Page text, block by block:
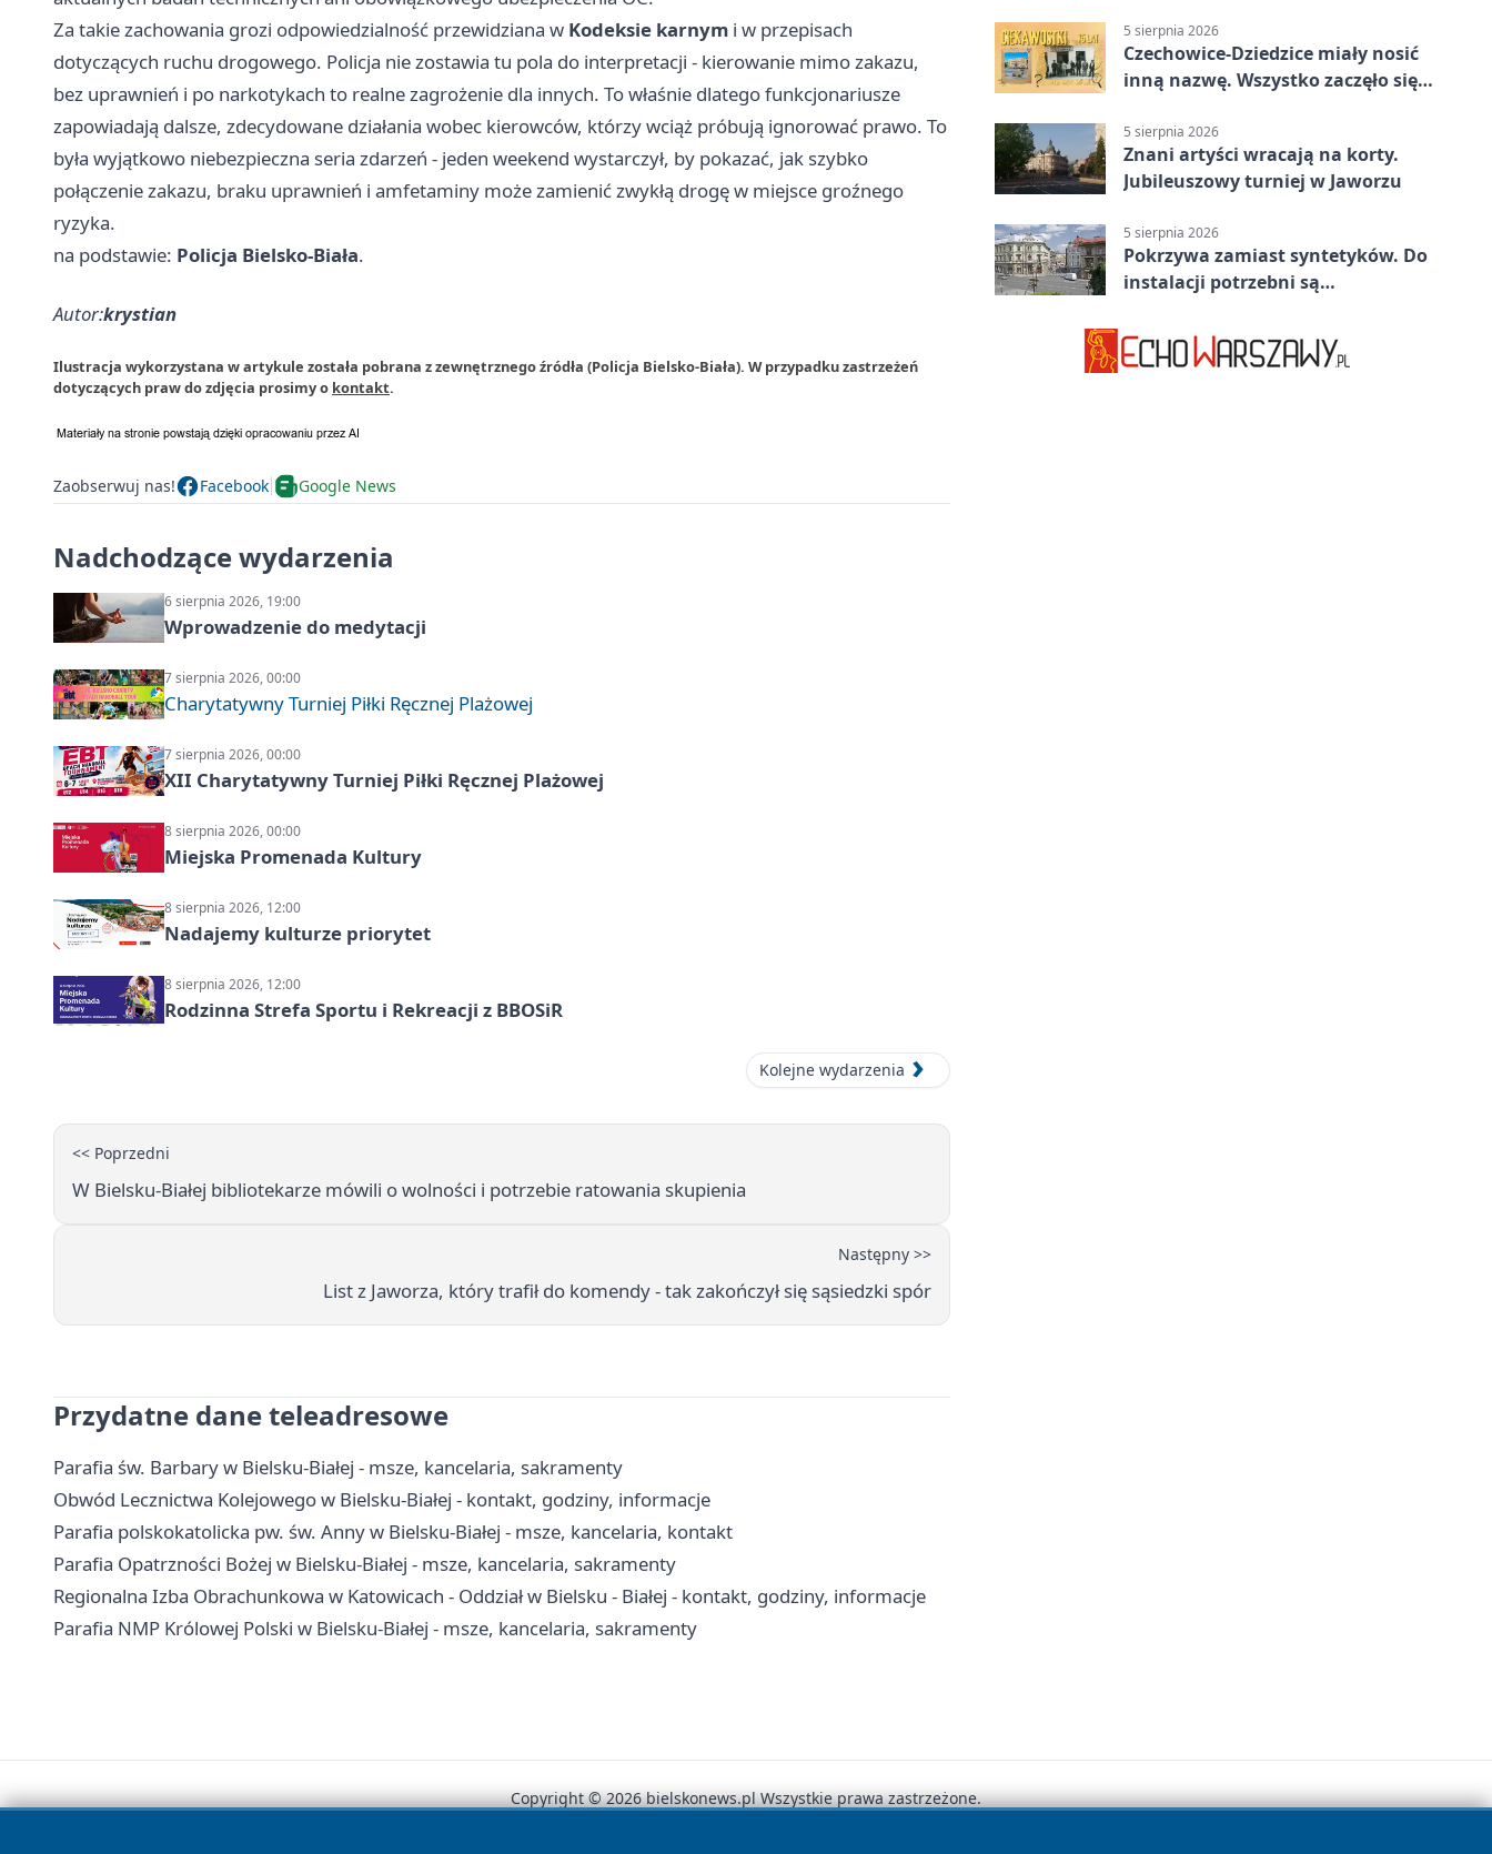
Za takie zachowania grozi odpowiedzialność przewidziana w Kodeksie karnym i w przepisach
dotyczących ruchu drogowego. Policja nie zostawia tu pola do interpretacji - kierowanie mimo zakazu,
bez uprawnień i po narkotykach to realne zagrożenie dla innych. To właśnie dlatego funkcjonariusze
zapowiadają dalsze, zdecydowane działania wobec kierowców, którzy wciąż próbują ignorować prawo. To
była wyjątkowo niebezpieczna seria zdarzeń - jeden weekend wystarczył, by pokazać, jak szybko
połączenie zakazu, braku uprawnień i amfetaminy może zamienić zwykłą drogę w miejsce groźnego
ryzyka.
na podstawie: Policja Bielsko-Biała.
Autor:krystian
Ilustracja wykorzystana w artykule została pobrana z zewnętrznego źródła (Policja Bielsko-Biała). W przypadku zastrzeżeń
dotyczących praw do zdjęcia prosimy o kontakt.
Zaobserwuj nas! Facebook Google News
Nadchodzące wydarzenia
6 sierpnia 2026, 19:00
Wprowadzenie do medytacji
7 sierpnia 2026, 00:00
Charytatywny Turniej Piłki Ręcznej Plażowej
7 sierpnia 2026, 00:00
XII Charytatywny Turniej Piłki Ręcznej Plażowej
8 sierpnia 2026, 00:00
Miejska Promenada Kultury
8 sierpnia 2026, 12:00
Nadajemy kulturze priorytet
8 sierpnia 2026, 12:00
Rodzinna Strefa Sportu i Rekreacji z BBOSiR
Kolejne wydarzenia
<< Poprzedni
W Bielsku-Białej bibliotekarze mówili o wolności i potrzebie ratowania skupienia
Następny >>
List z Jaworza, który trafił do komendy - tak zakończył się sąsiedzki spór
Przydatne dane teleadresowe
Parafia św. Barbary w Bielsku-Białej - msze, kancelaria, sakramenty
Obwód Lecznictwa Kolejowego w Bielsku-Białej - kontakt, godziny, informacje
Parafia polskokatolicka pw. św. Anny w Bielsku-Białej - msze, kancelaria, kontakt
Parafia Opatrzności Bożej w Bielsku-Białej - msze, kancelaria, sakramenty
Regionalna Izba Obrachunkowa w Katowicach - Oddział w Bielsku - Białej - kontakt, godziny, informacje
Parafia NMP Królowej Polski w Bielsku-Białej - msze, kancelaria, sakramenty
5 sierpnia 2026
Czechowice-Dziedzice miały nosić
inną nazwę. Wszystko zaczęło się
5 sierpnia 2026
Znani artyści wracają na korty.
Jubileuszowy turniej w Jaworzu
5 sierpnia 2026
Pokrzywa zamiast syntetyków. Do
instalacji potrzebni są
Copyright © 2026 bielskonews.pl Wszystkie prawa zastrzeżone.